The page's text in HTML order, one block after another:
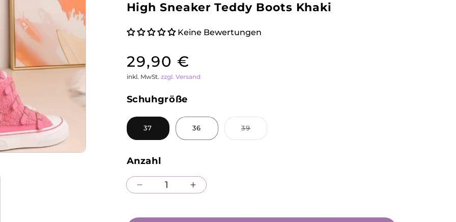
High Sneaker Teddy Boots Khaki
Keine Bewertungen
Normaler
Preis
29,90 €
inkl. MwSt. zzgl. Versand
Schuhgröße
37 36 39Variante
ausverkauft
oder
Anzahl
VerringereErhöhe